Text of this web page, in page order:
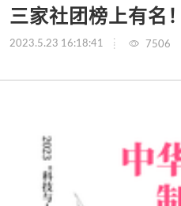
三家社团榜上有名！
2023.5.23 16:18:41 7506